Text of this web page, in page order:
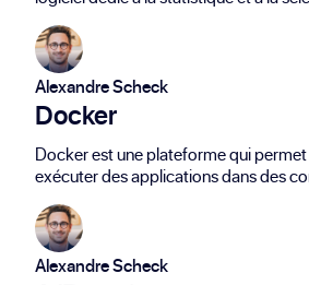
Alexandre Scheck
Docker
Docker est une plateforme qui
exécuter des applications dans des
Alexandre Scheck